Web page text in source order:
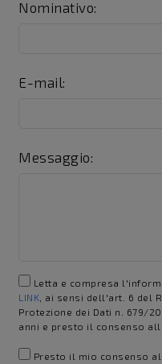
Nominativo:
E-mail:
Messaggio:
Letta e compresa
LINK , ai sensi dell'art. 6 del
Protezione dei Dati n. 679/
anni e presto il consenso
Presto il mio consenso